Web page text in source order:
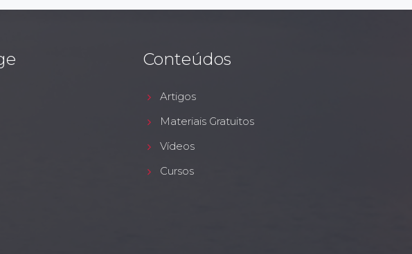
Conteúdos
Artigos
Materiais Gratuitos
Vídeos
Cursos